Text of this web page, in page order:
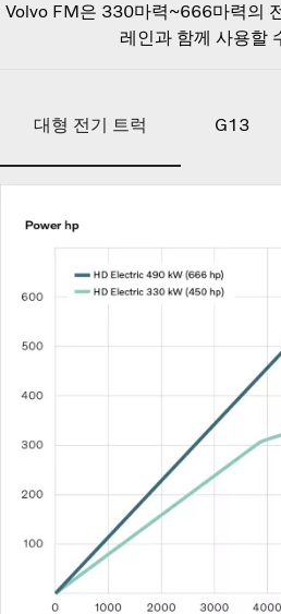
Volvo FM은 330마력~666마력의
레인과 함께 사용할
대형 전기 트럭 G13